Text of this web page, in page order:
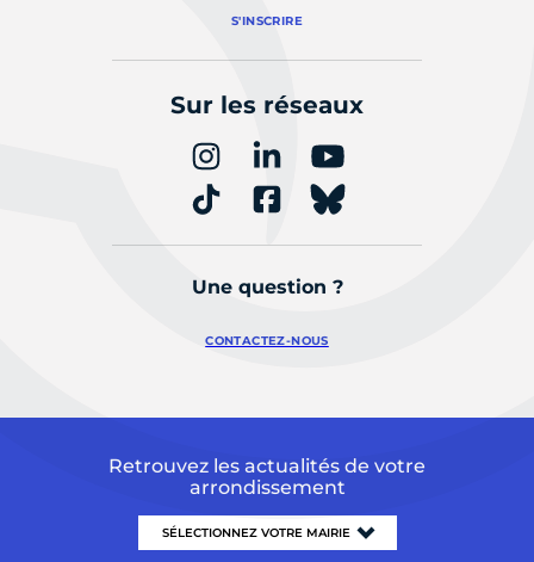
S'INSCRIRE
Sur les réseaux
Une question ?
CONTACTEZ-NOUS
Retrouvez les actualités de votre
arrondissement